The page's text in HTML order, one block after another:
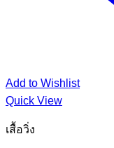
Add to Wishlist
Quick View
เสื้อวิ่ง